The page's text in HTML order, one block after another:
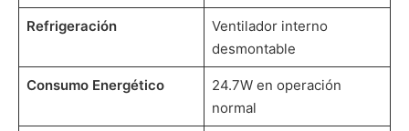
Refrigeración
Ventilador interno
desmontable
Consumo Energético
24.7W en operación
normal